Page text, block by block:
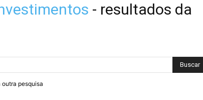
- resultados da
pesquisa